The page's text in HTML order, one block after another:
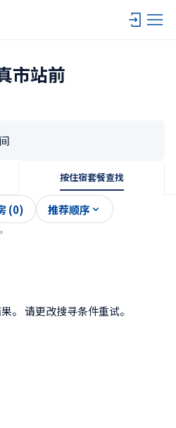
市站前
按住宿套餐查找
(0) 推荐顺序
。 请更改搜寻条件重试。